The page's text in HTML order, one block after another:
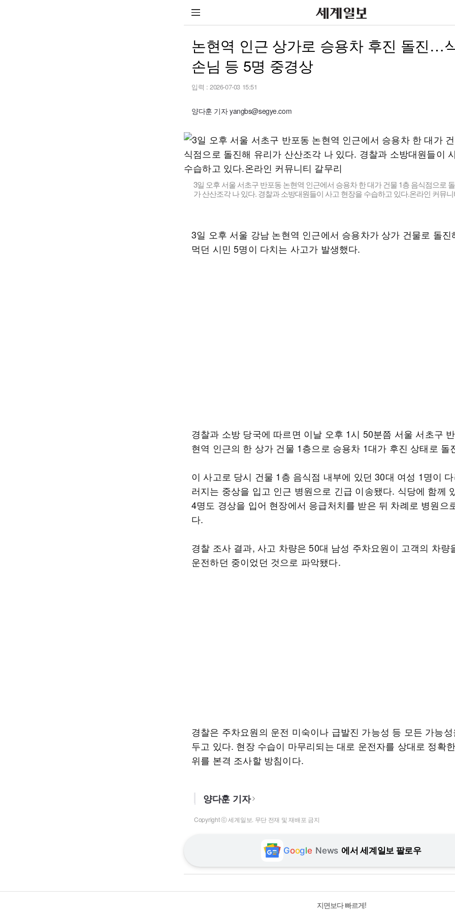
논현역 인근 상가로 승용차 후진 돌진…
손님 등 5명 중경상
입력 : 2026-07-03 15:51
양다훈 기자 yangbs@segye.com
3일 오후 서울 서초구 반포동 논현역 인근에서 승용차 한 대가 건물 1층 음식점으로
가 산산조각 나 있다. 경찰과 소방대원들이 사고 현장을 수습하고 있다.온라인 커뮤
3일 오후 서울 강남 논현역 인근에서 승용차가 상가 건물로 돌진
먹던 시민 5명이 다치는 사고가 발생했다.
경찰과 소방 당국에 따르면 이날 오후 1시 50분쯤 서울 서초구
현역 인근의 한 상가 건물 1층으로 승용차 1대가 후진 상태로 돌
이 사고로 당시 건물 1층 음식점 내부에 있던 30대 여성 1명이
러지는 중상을 입고 인근 병원으로 긴급 이송됐다. 식당에 함께
4명도 경상을 입어 현장에서 응급처치를 받은 뒤 차례로 병원으
다.
경찰 조사 결과, 사고 차량은 50대 남성 주차요원이 고객의 차량
운전하던 중이었던 것으로 파악됐다.
경찰은 주차요원의 운전 미숙이나 급발진 가능성 등 모든 가능성
두고 있다. 현장 수습이 마무리되는 대로 운전자를 상대로 정확
위를 본격 조사할 방침이다.
양다훈 기자
Copyright ⓒ 세계일보. 무단 전재 및 재배포 금지
Google News 에서 세계일보 팔로우
지면보다 빠르게!